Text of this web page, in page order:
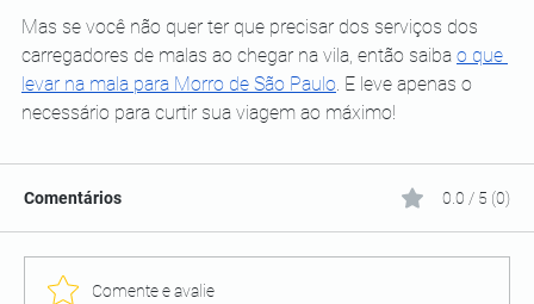
Mas se você não quer ter que precisar dos serviços dos
carregadores de malas ao chegar na vila, então saiba o que
levar na mala para Morro de São Paulo. E leve apenas o
necessário para curtir sua viagem ao máximo!
Comentários 0.0 / 5 (0)
Comente e avalie